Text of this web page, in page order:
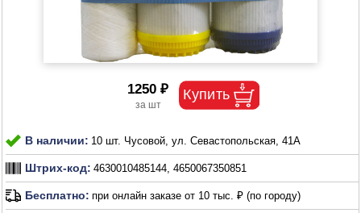
1250 ₽
В наличии: 10 шт. Чусовой, ул. Севастопольская, 41А
Штрих-код: 4630010485144, 4650067350851
Бесплатно: при онлайн заказе от 10 тыс. ₽ (по городу)